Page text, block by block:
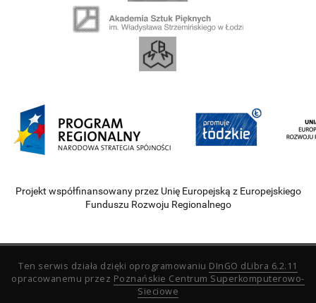
Projekt współfinansowany przez Unię Europejską z Europejskiego
Funduszu Rozwoju Regionalnego
Ten serwis działa dzięki oprogramowaniu DInGO dLibra 6.2.11
opracowanemu przez Poznańskie Centrum Superkomputerowo-
Sieciowe